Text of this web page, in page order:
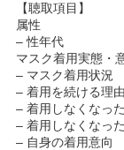
【聴取項目】
属性
– 性年代
マスク着用実態・
– マスク着用状況
– 着用を続ける理由
– 着用しなくなっ
– 着用しなくなっ
– 自身の着用意向